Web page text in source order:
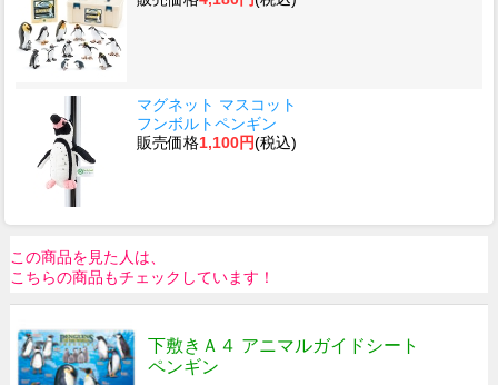
マグネット マスコット
フンボルトペンギン
販売価格1,100円(税込)
この商品を見た人は、
こちらの商品もチェックしています！
下敷きＡ４ アニマルガイドシート
ペンギン